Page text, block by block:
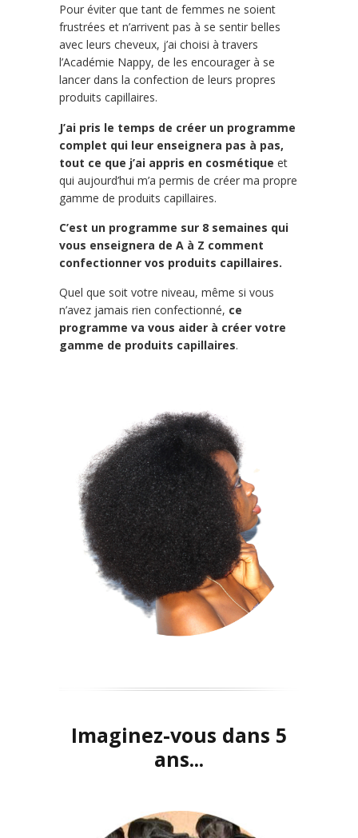
Pour éviter que tant de femmes ne soient
frustrées et n’arrivent pas à se sentir belles
avec leurs cheveux, j’ai choisi à travers
l’Académie Nappy, de les encourager à se
lancer dans la confection de leurs propres
produits capillaires.
J’ai pris le temps de créer un programme
complet qui leur enseignera pas à pas,
tout ce que j’ai appris en cosmétique et
qui aujourd’hui m’a permis de créer ma propre
gamme de produits capillaires.
C’est un programme sur 8 semaines qui
vous enseignera de A à Z comment
confectionner vos produits capillaires.
Quel que soit votre niveau, même si vous
n’avez jamais rien confectionné, ce
programme va vous aider à créer votre
gamme de produits capillaires.
Imaginez-vous dans 5
ans...